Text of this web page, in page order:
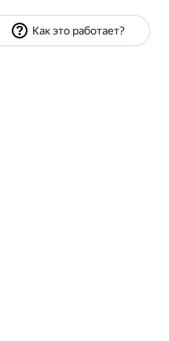
Как это работает?